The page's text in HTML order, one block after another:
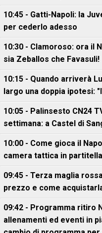
10:45 - Gatti-Napoli: la
per cederlo adesso
10:30 - Clamoroso: ora il
sia Zeballos che Favasuli!
10:15 - Quando arriverà
largo una doppia ipotesi:
10:05 - Palinsesto CN24
settimana: a Castel di
10:00 - Come gioca il
camera tattica in partitella
09:45 - Terza maglia
prezzo e come
09:42 - Programma ritiro
allenamenti ed eventi in